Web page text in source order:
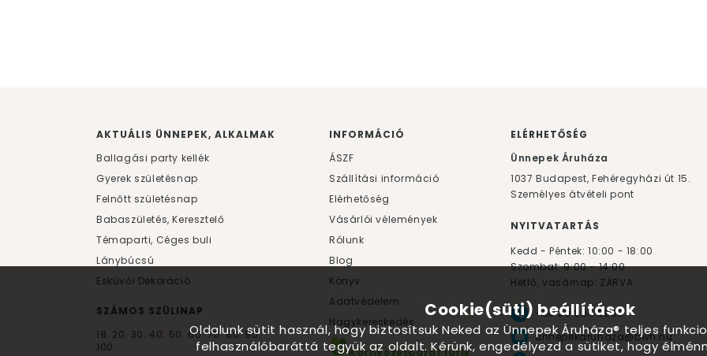
AKTUÁLIS ÜNNEPEK, ALKALMAK
Ballagási party kellék
Gyerek születésnap
Felnőtt születésnap
Babaszületés, Keresztelő
Témaparti, Céges buli
Lánybúcsú
Esküvői Dekoráció
SZÁMOS SZÜLINAP
18. 20. 30. 40. 50. 60.70.80.90.
100.
INFORMÁCIÓ
ÁSZF
Szállítási információ
Elérhetőség
Vásárlói vélemények
Rólunk
Blog
Könyv
Adatvédelem
Nagykereskedés
Környezetbarát lufik
ELÉRHETŐSÉG
Ünnepek Áruháza
1037 Budapest, Fehéregyházi út 15.
Személyes átvételi pont
NYITVATARTÁS
Kedd - Péntek: 10:00 - 18:00
Szombat: 9:00 - 14:00
Hétfő, vasárnap: ZÁRVA
+36 30 984 6955
unnepekaruhaza@bwh.hu
Cookie(süti) beállítások
Oldalunk sütit használ, hogy biztosítsuk Neked az Ünnepek Áruháza® teljes
felhasználóbaráttá tegyük az oldalt. Kérünk, engedélyezd a sütiket, hogy